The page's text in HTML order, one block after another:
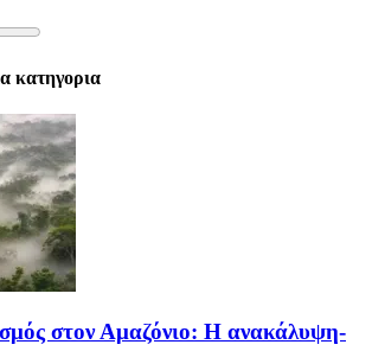
κατηγορια
στον Αμαζόνιο: Η ανακάλυψη-